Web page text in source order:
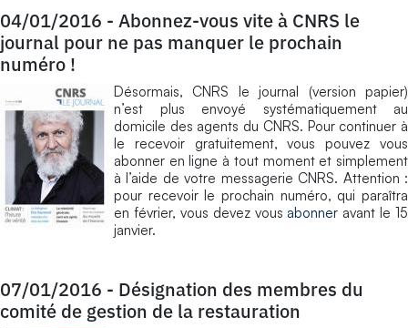
04/01/2016 - Abonnez-vous vite à CNRS le
journal pour ne pas manquer le prochain
numéro !
Désormais, CNRS le journal (version papier)
n’est plus envoyé systématiquement au
domicile des agents du CNRS. Pour continuer à
le recevoir gratuitement, vous pouvez vous
abonner en ligne à tout moment et simplement
à l’aide de votre messagerie CNRS. Attention :
pour recevoir le prochain numéro, qui paraîtra
en février, vous devez vous abonner avant le 15
janvier.
07/01/2016 - Désignation des membres du
comité de gestion de la restauration